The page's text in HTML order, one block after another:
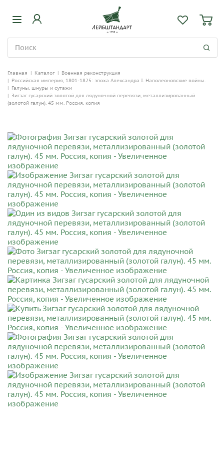
Главная | Каталог | Военная реконструкция
| Российская империя, 1801-1825: эпоха Александра I. Наполеоновские войны.
| Галуны, шнуры и сутажи
| Зигзаг гусарский золотой для лядуночной перевязи, металлизированный
(золотой галун). 45 мм. Россия, копия